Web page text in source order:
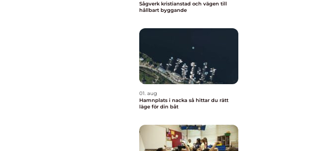
Sågverk kristianstad och vägen till
hållbart byggande
01. aug
Hamnplats i nacka så hittar du rätt
läge för din båt